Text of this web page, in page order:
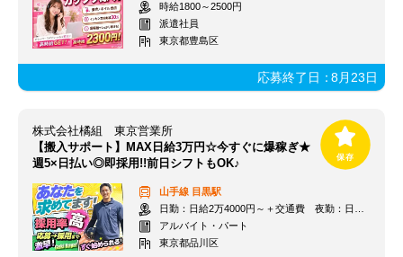
時給1800～2500円
派遣社員
東京都豊島区
応募終了日：8月23日
株式会社橘組 東京営業所
【搬入サポート】MAX日給3万円☆今すぐに爆稼ぎ★
週5×日払い◎即採用!!前日シフトもOK♪
山手線 目黒駅
日勤：日給2万4000円～＋交通費 夜勤：日給3万円～＋交通費
アルバイト・パート
東京都品川区